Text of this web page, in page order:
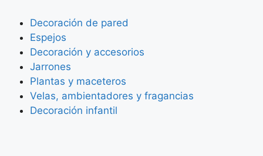
Decoración de pared
Espejos
Decoración y accesorios
Jarrones
Plantas y maceteros
Velas, ambientadores y fragancias
Decoración infantil